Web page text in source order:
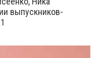
выпускников-